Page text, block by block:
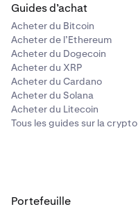
Guides d’achat
Acheter du Bitcoin
Acheter de l’Ethereum
Acheter du Dogecoin
Acheter du XRP
Acheter du Cardano
Acheter du Solana
Acheter du Litecoin
Tous les guides sur la crypto
Portefeuille